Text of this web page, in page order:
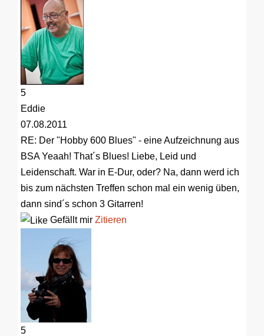
5
Eddie
07.08.2011
RE: Der "Hobby 600 Blues" - eine Aufzeichnung aus
BSAYeaah! That´s Blues! Liebe, Leid und
Leidenschaft. War in E-Dur, oder? Na, dann werd ich
bis zum nächsten Treffen schon mal ein wenig üben,
dann sind´s schon 3 Gitarren!
Gefällt mir Zitieren
5